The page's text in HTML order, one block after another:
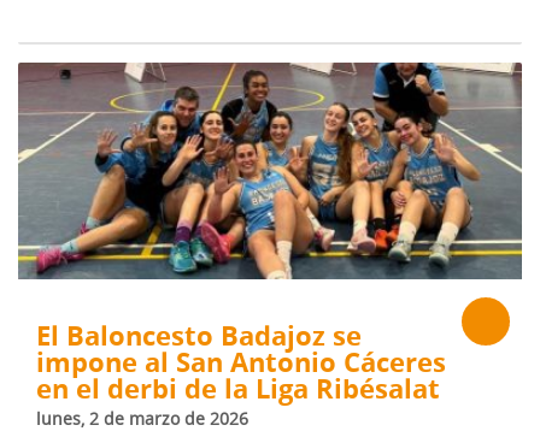
El Baloncesto Badajoz se
impone al San Antonio Cáceres
en el derbi de la Liga Ribésalat
lunes, 2 de marzo de 2026